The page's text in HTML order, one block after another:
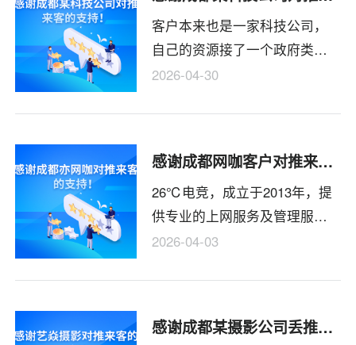
正在续费，要找一家能吧问题
处理了的公司，后面找到我们
经过初步沟通后就达成合作。
客户本来也是一家科技公司，
自己的资源接了一个政府类项
目网站开发，要求是先做后
面找到我们询价，因为是政府
他们签合同，一定会付款的。
当然只要能承诺，我们就敢
接。前期过通，设计开发还是
花了一个月时间。客户那边过
果都还是认可的，以后有项目
2026-04-30
感谢成都网咖客户对推来客的支持
26℃电竞，成立于2013年，提
供专业的上网服务及管理服务,
经过十余年努力与发展，已具
支独立的技术团队和独立的管
质、专业的技术服务实力，为
2026-04-03
感谢成都某摄影公司丢推来客的支持